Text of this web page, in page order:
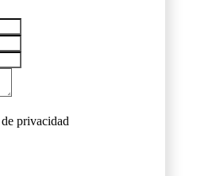
privacidad